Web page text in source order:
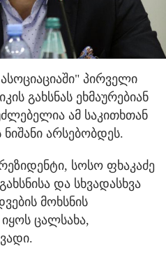
პირველი
გახსნას ეხმაურებიან
ამ საკითხთან
არსებობდეს.
სოსო ფხაკაძე
და სხვადასხვა
მოხსნის
ცალსახა,